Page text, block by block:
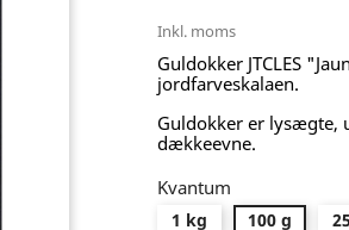
Inkl. moms
Guldokker JTCLES
jordfarveskalaen.
Guldokker er lysægte,
dækkeevne.
Kvantum
1 kg 100 g